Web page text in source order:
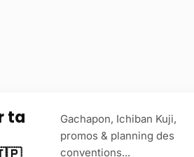
ta
Gachapon, Ichiban Kuji,
promos & planning des
conventions...